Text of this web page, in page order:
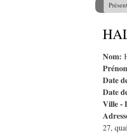
Menu
Vous
Nom:
Date
Date
Ville -
27,